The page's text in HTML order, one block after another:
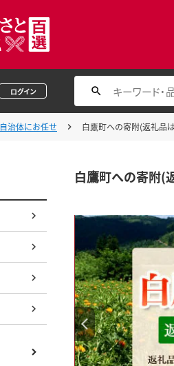
ログイン
自治体にお任せ 白鷹町への寄附(返礼品
白鷹町への寄附(